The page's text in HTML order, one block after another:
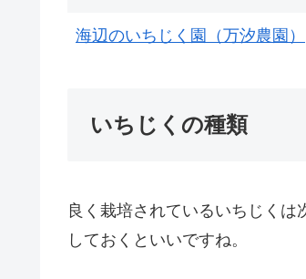
海辺のいちじく園（万汐農園）
いちじくの種類
良く栽培されているいちじく
しておくといいですね。